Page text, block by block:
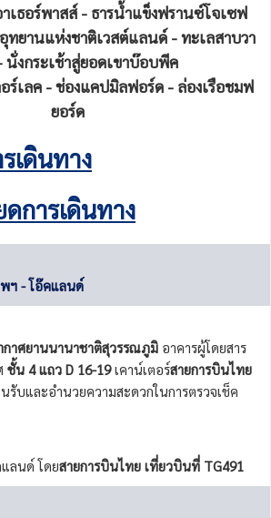
เธอร์พาสส์ - ธารน้ำแข็งฟรานซ์โจเซฟ
ทยานแห่งชาติเวสต์แลนด์ - ทะเลสาบวา
นั่งกระเช้าสู่ยอดเขาบ๊อบพีค
ร์เลค - ช่องแคปมิลฟอร์ด - ล่องเรือชมฟ
ยอร์ด
เดินทาง
ดการเดินทาง
พฯ - โอ๊คแลนด์
าศยานนานาชาติสุวรรณภูมิ อาคารผู้โดยสาร
ชั้น 4 แถว D 16-19เคาน์เตอร์สายการบินไทย
รับและอำนวยความสะดวกในการตรวจเช็ค
ลนด์ โดยสายการบินไทย เที่ยวบินที่ TG491